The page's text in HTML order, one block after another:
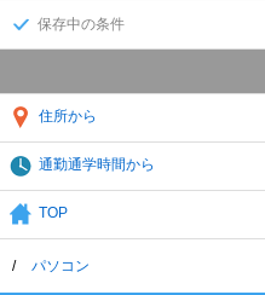
保存中の条件
住所から
通勤通学時間から
TOP
パソコン